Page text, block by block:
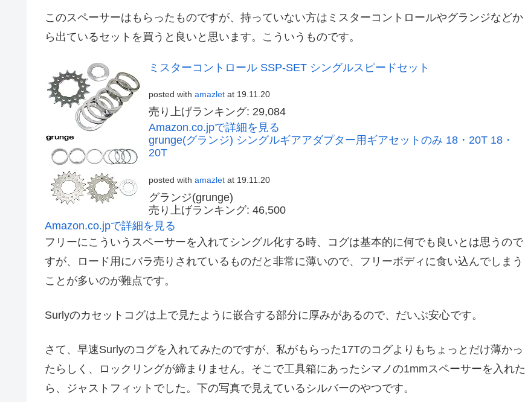
このスペーサーはもらったものですが、持っていない方はミスターコントロールやグランジなどか
ら出ているセットを買うと良いと思います。こういうものです。
ミスターコントロール SSP-SET シングルスピードセット
posted with amazlet at 19.11.20
売り上げランキング: 29,084
Amazon.co.jpで詳細を見る
grunge(グランジ) シングルギアアダプター用ギアセットのみ 18・20T 18・
20T
posted with amazlet at 19.11.20
グランジ(grunge)
売り上げランキング: 46,500
Amazon.co.jpで詳細を見る
フリーにこういうスペーサーを入れてシングル化する時、コグは基本的に何でも良いとは思うので
すが、ロード用にバラ売りされているものだと非常に薄いので、フリーボディに食い込んでしまう
ことが多いのが難点です。
Surlyのカセットコグは上で見たように嵌合する部分に厚みがあるので、だいぶ安心です。
さて、早速Surlyのコグを入れてみたのですが、私がもらった17Tのコグよりもちょっとだけ薄かっ
たらしく、ロックリングが締まりません。そこで工具箱にあったシマノの1mmスペーサーを入れた
ら、ジャストフィットでした。下の写真で見えているシルバーのやつです。